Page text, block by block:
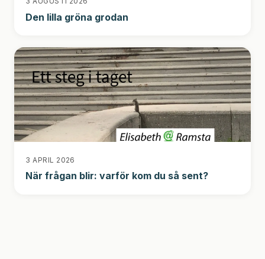
Den lilla gröna grodan
3 APRIL 2026
När frågan blir: varför kom du så sent?